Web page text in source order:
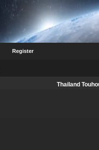
Register
Thailand